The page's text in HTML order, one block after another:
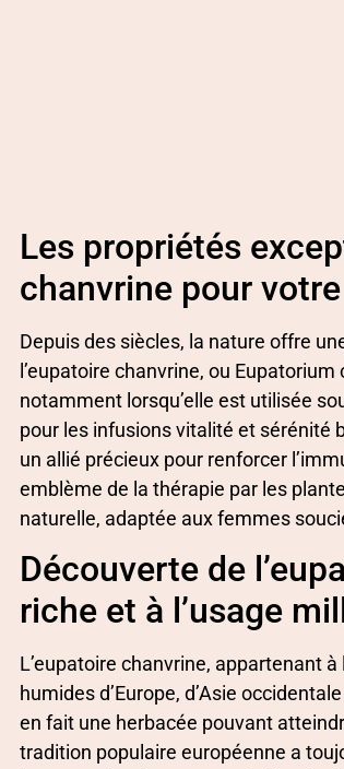
Les propriétés
chanvrine pour
Depuis des siècles, la nature offre
l’eupatoire chanvrine, ou
notamment lorsqu’elle est utilisée
pour les infusions vitalité et sérénité
un allié précieux pour renforcer
emblème de la thérapie par les
naturelle, adaptée aux femmes
Découverte de
riche et à l’usage
L’eupatoire chanvrine, appartenant
humides d’Europe, d’Asie
en fait une herbacée pouvant
tradition populaire européenne a